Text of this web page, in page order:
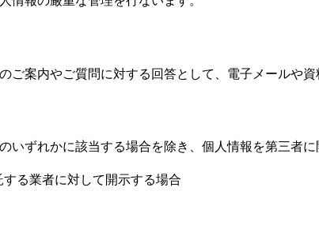
案内やご質問に対する回答として、電子メールや資
ずれかに該当する場合を除き、個人情報を第三者に
る業者に対して開示する場合